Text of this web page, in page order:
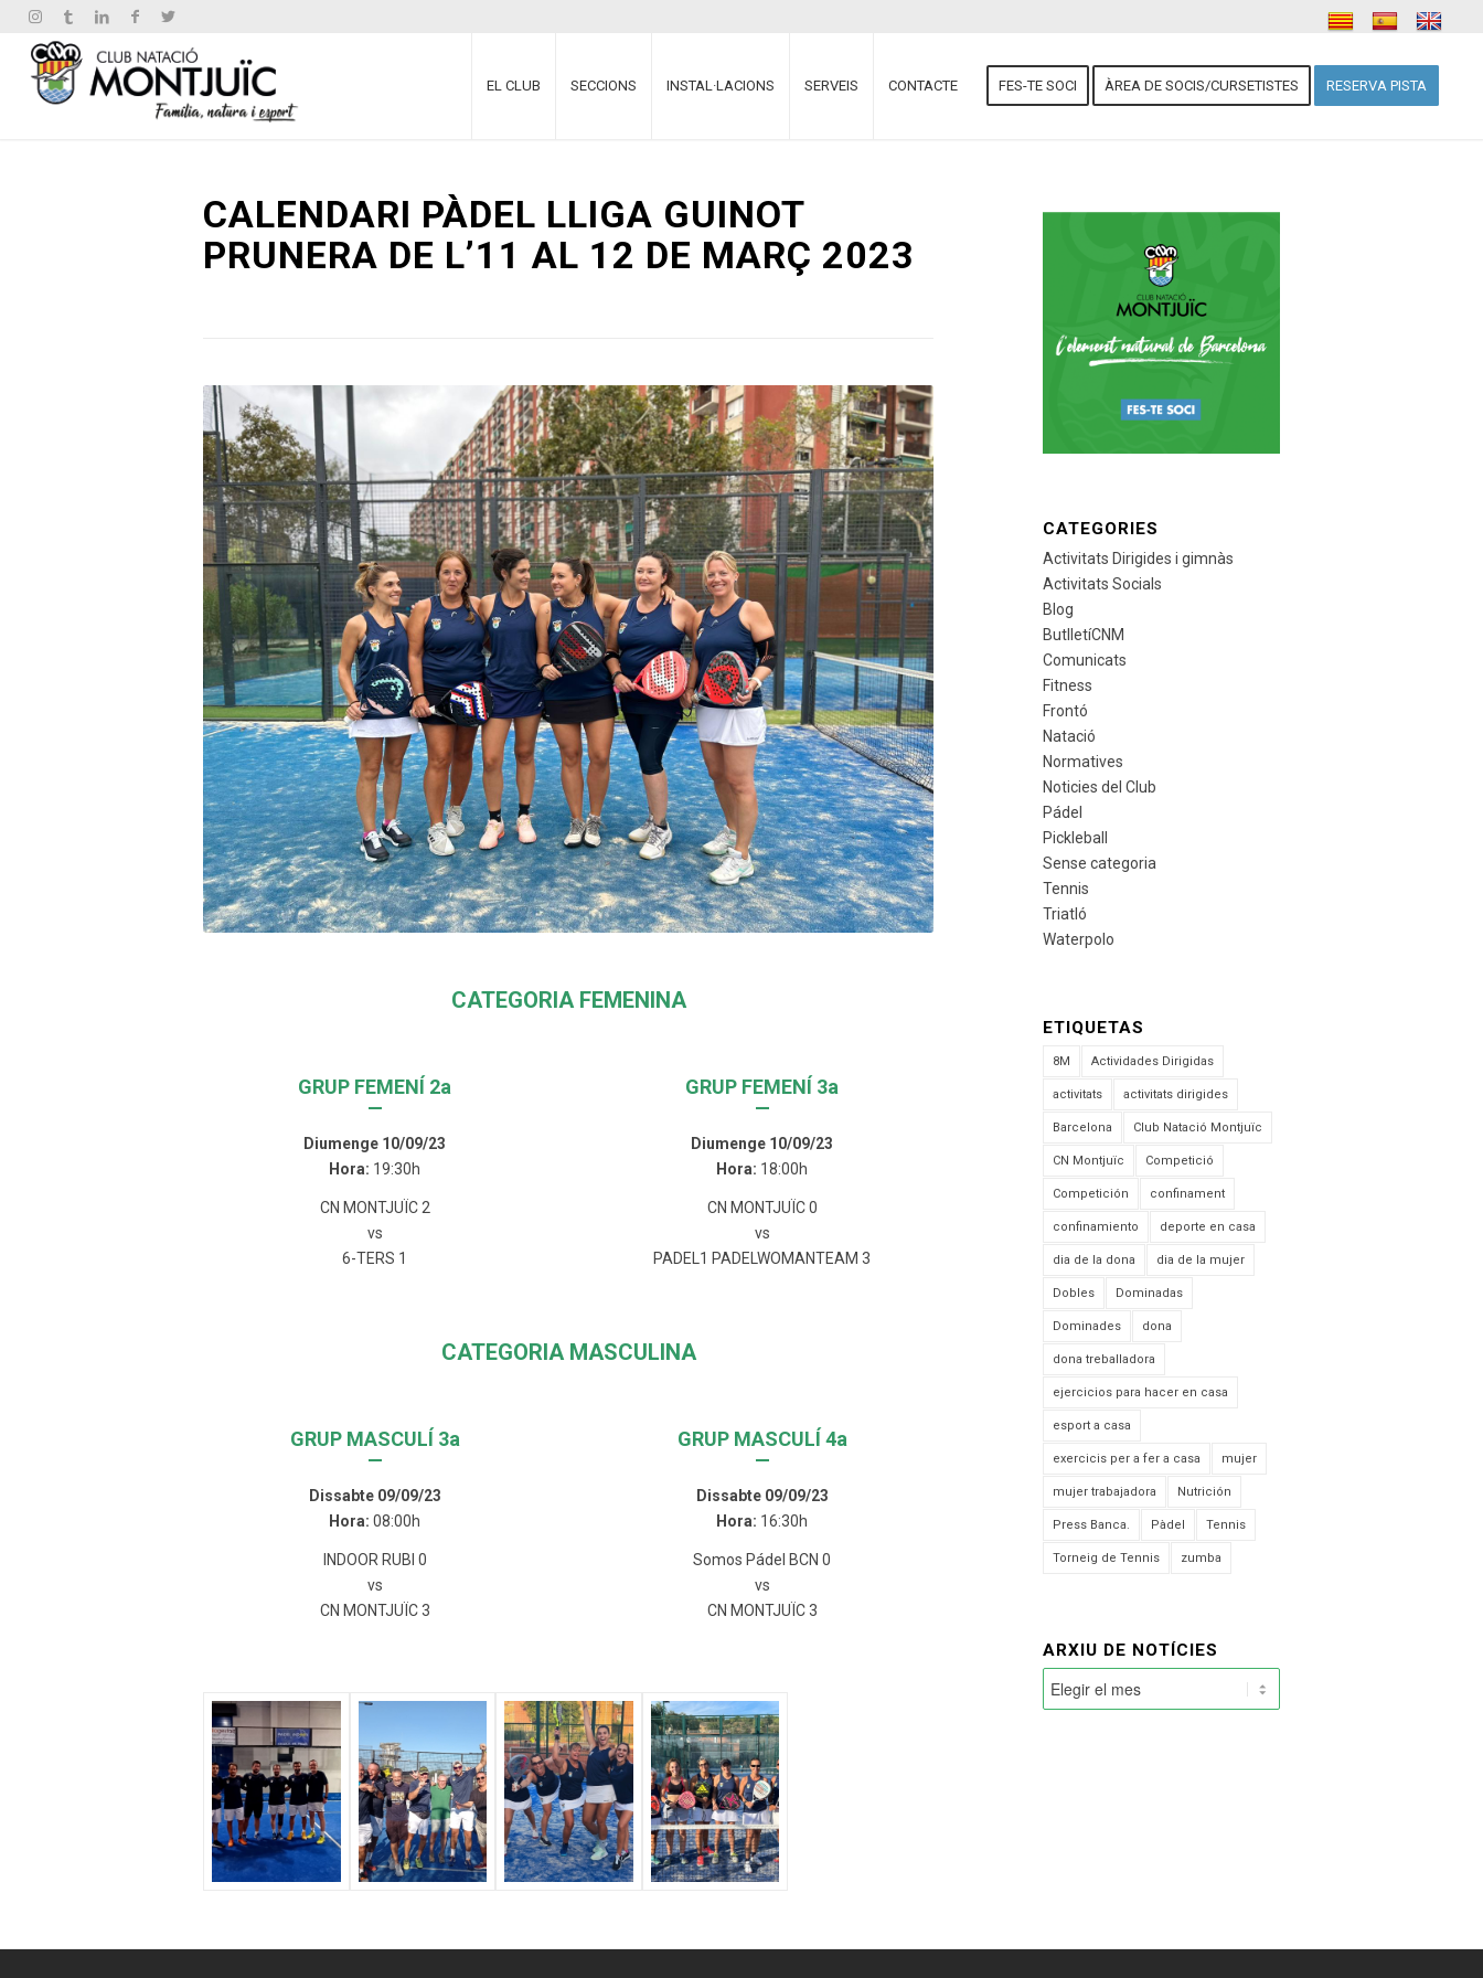
EL CLUB SECCIONS INSTAL·LACIONS SERVEIS CONTACTE FES-TE SOCI ÀREA DE SOCIS/CURSETISTES RESERVA PISTA
CALENDARI PÀDEL LLIGA GUINOT
PRUNERA DE L’11 AL 12 DE MARÇ 2023
CATEGORIA FEMENINA
GRUP FEMENÍ 2a
—
Diumenge 10/09/23
Hora: 19:30h
CN MONTJUÏC 2
vs
6-TERS 1
GRUP FEMENÍ 3a
—
Diumenge 10/09/23
Hora: 18:00h
CN MONTJUÏC 0
vs
PADEL1 PADELWOMANTEAM 3
CATEGORIA MASCULINA
GRUP MASCULÍ 3a
—
Dissabte 09/09/23
Hora: 08:00h
INDOOR RUBI 0
vs
CN MONTJUÏC 3
GRUP MASCULÍ 4a
—
Dissabte 09/09/23
Hora: 16:30h
Somos Pádel BCN 0
vs
CN MONTJUÏC 3
CATEGORIES
Activitats Dirigides i gimnàs
Activitats Socials
Blog
ButlletíCNM
Comunicats
Fitness
Frontó
Natació
Normatives
Noticies del Club
Pádel
Pickleball
Sense categoria
Tennis
Triatló
Waterpolo
ETIQUETAS
8M Actividades Dirigidas
activitats activitats dirigides
Barcelona Club Natació Montjuïc
CN Montjuïc Competició
Competición confinament
confinamiento deporte en casa
dia de la dona dia de la mujer
Dobles Dominadas
Dominades dona
dona treballadora
ejercicios para hacer en casa
esport a casa
exercicis per a fer a casa mujer
mujer trabajadora Nutrición
Press Banca. Pàdel Tennis
Torneig de Tennis zumba
ARXIU DE NOTÍCIES